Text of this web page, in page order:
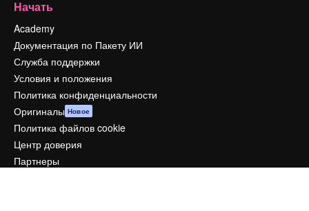
Начать
Academy
Документация по Пакету ИИ
Служба поддержки
Условия и положения
Политика конфиденциальности
Оригиналы Новое
Политика файлов cookie
Центр доверия
Партнеры